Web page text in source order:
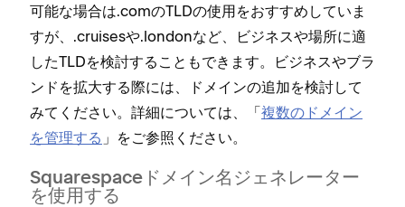
可能な場合は⁠.comのTLDの使用をおすすめしていま
すが⁠、⁠.cruisesや⁠.londonなど⁠、ビジネスや場所に適
したTLDを検討することもできます⁠。ビジネスやブラ
ンドを拡大する際には⁠、ドメインの追加を検討して
みてください⁠。詳細については⁠、「⁠複数のドメイン
を管理する ⁠」をご参照ください⁠。
Squarespaceドメイン名ジ⁠ェネレ⁠ータ⁠ー
を使用する